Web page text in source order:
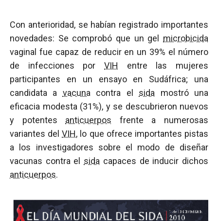
Con anterioridad, se habían registrado importantes
novedades: Se comprobó que un gel microbicida
vaginal fue capaz de reducir en un 39% el número
de infecciones por VIH entre las mujeres
participantes en un ensayo en Sudáfrica; una
candidata a vacuna contra el sida mostró una
eficacia modesta (31%), y se descubrieron nuevos
y potentes anticuerpos frente a numerosas
variantes delVIH, lo que ofrece importantes pistas
a los investigadores sobre el modo de diseñar
vacunas contra el sida capaces de inducir dichos
anticuerpos.